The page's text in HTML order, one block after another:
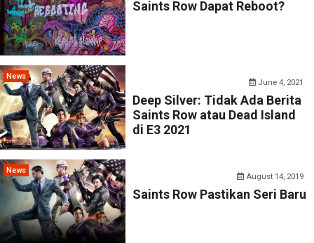
Saints Row Dapat Reboot?
News
June 4, 2021
Deep Silver: Tidak Ada Berita
Saints Row atau Dead Island
di E3 2021
News
August 14, 2019
Saints Row Pastikan Seri Baru